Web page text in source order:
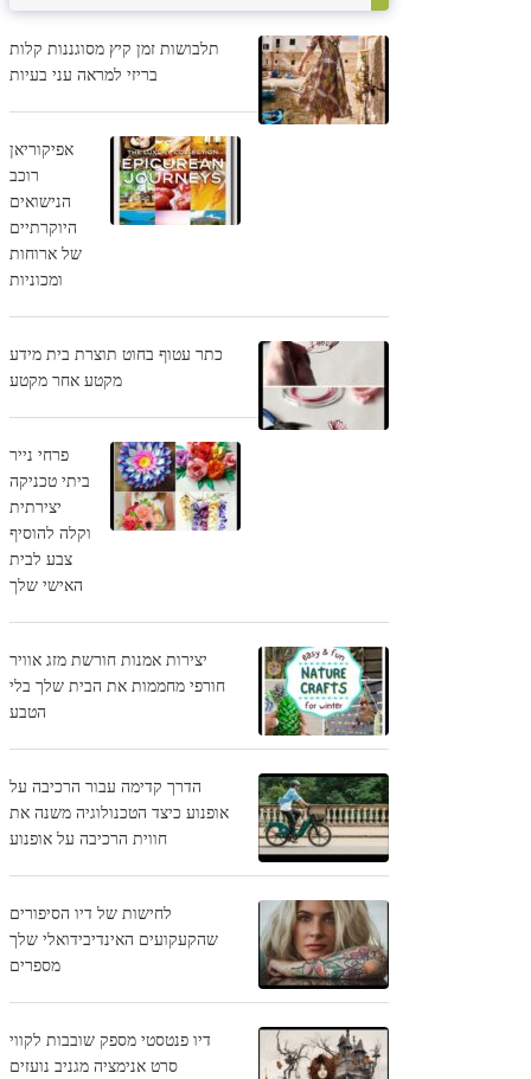
תלבושות זמן קיץ מסוגננות קלות
בריזי למראה עני בעיות
אפיקוריאן
רוכב
הנישואים
היוקרתיים
של ארוחות
ומכוניות
כתר עטוף בחוט תוצרת בית מידע
מקטע אחר מקטע
פרחי נייר
ביתי טכניקה
יצירתית
וקלה להוסיף
צבע לבית
האישי שלך
יצירות אמנות חורשת מזג אוויר
חורפי מחממות את הבית שלך בלי
הטבע
הדרך קדימה עבור הרכיבה על
אופנוע כיצד הטכנולוגיה משנה את
חווית הרכיבה על אופנוע
לחישות של דיו הסיפורים
שהקעקועים האינדיבידואלי שלך
מספרים
דיו פנטסטי מספק שובבות לקווי
סרט אנימציה מגניב נועזים